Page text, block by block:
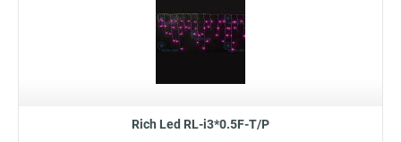
Rich Led RL-i3*0.5F-T/P